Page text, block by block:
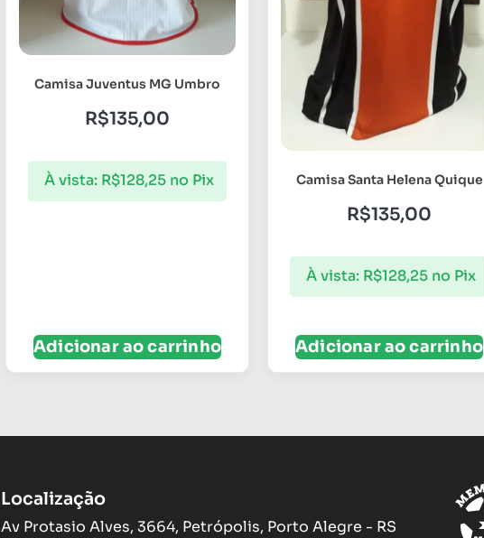
Camisa Juventus MG Umbro
R$135,00
À vista: R$128,25 no Pix
Adicionar ao carrinho
Camisa Santa Helena Quique
R$135,00
À vista: R$128,25 no Pix
Adicionar ao carrinho
Localização
Av Protasio Alves, 3664, Petrópolis, Porto Alegre - RS